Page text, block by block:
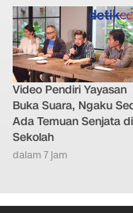
Video Pendiri Yayasan
Buka Suara, Ngaku
Ada Temuan Senjata di
Sekolah
dalam 7 jam